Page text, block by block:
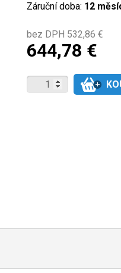
Záruční doba: 12
bez DPH 532,86 €
644,78 €